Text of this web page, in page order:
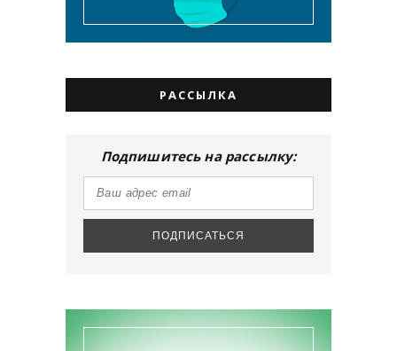
РАССЫЛКА
Подпишитесь на рассылку: